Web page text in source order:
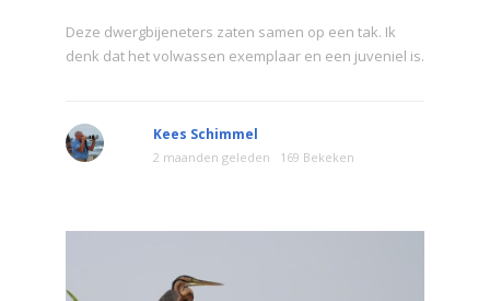
Deze dwergbijeneters zaten samen op een tak. Ik
denk dat het volwassen exemplaar en een juveniel is.
Kees Schimmel
2 maanden geleden 169 Bekeken